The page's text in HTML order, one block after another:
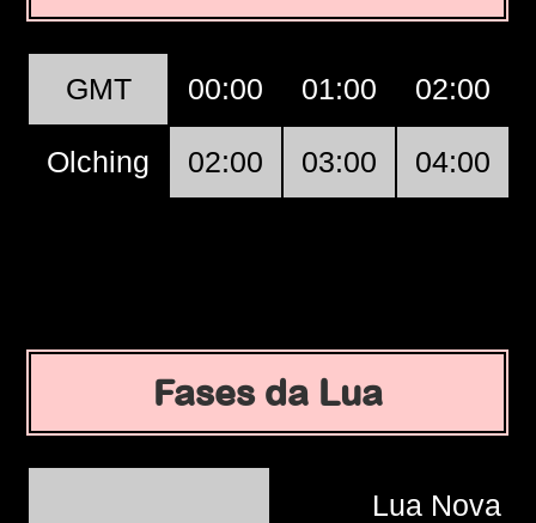
GMT 00:00 01:00 02:00
Olching 02:00 03:00 04:00
Fases da Lua
Lua Nova